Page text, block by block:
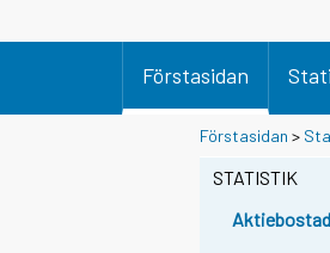
Förstasidan
Förstasidan >
STATISTIK